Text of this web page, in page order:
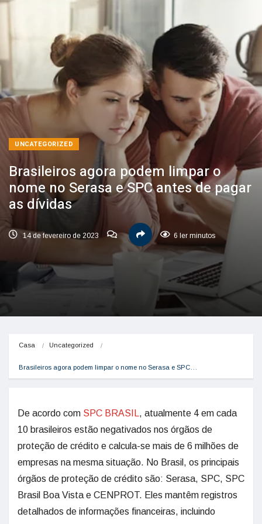
UNCATEGORIZED
Brasileiros agora podem limpar o
nome no Serasa e SPC antes de pagar
as dívidas
14 de fevereiro de 2023 6 ler minutos
Casa Uncategorized
Brasileiros agora podem limpar o nome no Serasa e SPC…
De acordo com SPC BRASIL , atualmente 4 em cada
10 brasileiros estão negativados nos órgãos de
proteção de crédito e calcula-se mais de 6 milhões de
empresas na mesma situação. No Brasil, os principais
órgãos de proteção de crédito são: Serasa, SPC, SPC
Brasil Boa Vista e CENPROT. Eles mantêm registros
detalhados de informações financeiras, incluindo